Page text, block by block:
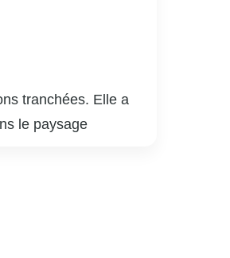
tranchées. Elle a
le paysage
avec lui, formant
si ses prises de